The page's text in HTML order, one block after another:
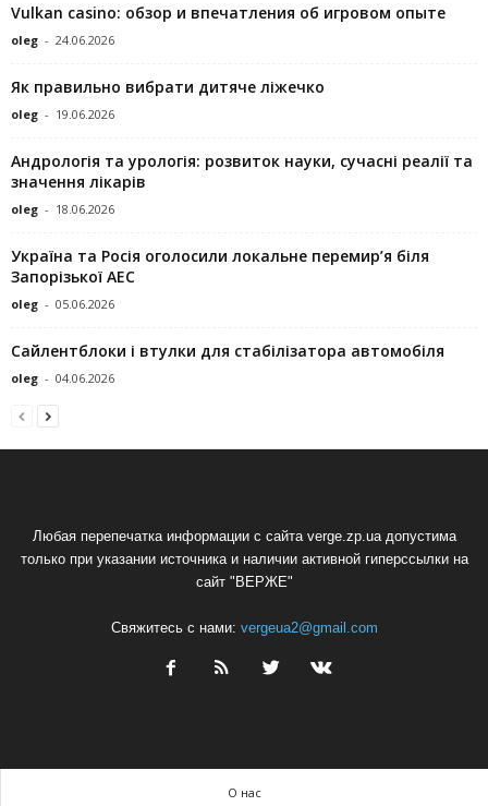
Vulkan casino: обзор и впечатления об игровом опыте
oleg - 24.06.2026
Як правильно вибрати дитяче ліжечко
oleg - 19.06.2026
Андрологія та урологія: розвиток науки, сучасні реалії та
значення лікарів
oleg - 18.06.2026
Україна та Росія оголосили локальне перемир’я біля
Запорізької АЕС
oleg - 05.06.2026
Сайлентблоки і втулки для стабілізатора автомобіля
oleg - 04.06.2026
Любая перепечатка информации с сайта verge.zp.ua допустима
только при указании источника и наличии активной гиперссылки на
сайт "ВЕРЖЕ"
Свяжитесь с нами: vergeua2@gmail.com
О нас